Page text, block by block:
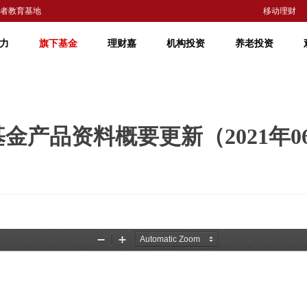
教育基地 移动理财
旗下基金 理财嘉 机构投资 养老投资
产品资料概要更新（2021年